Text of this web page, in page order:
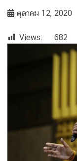
ตุลาคม 12, 2020
Views: 682